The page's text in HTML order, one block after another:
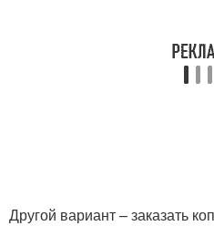
Другой вариант – заказать